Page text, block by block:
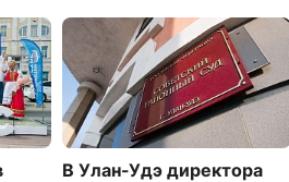
В Улан-Удэ директора